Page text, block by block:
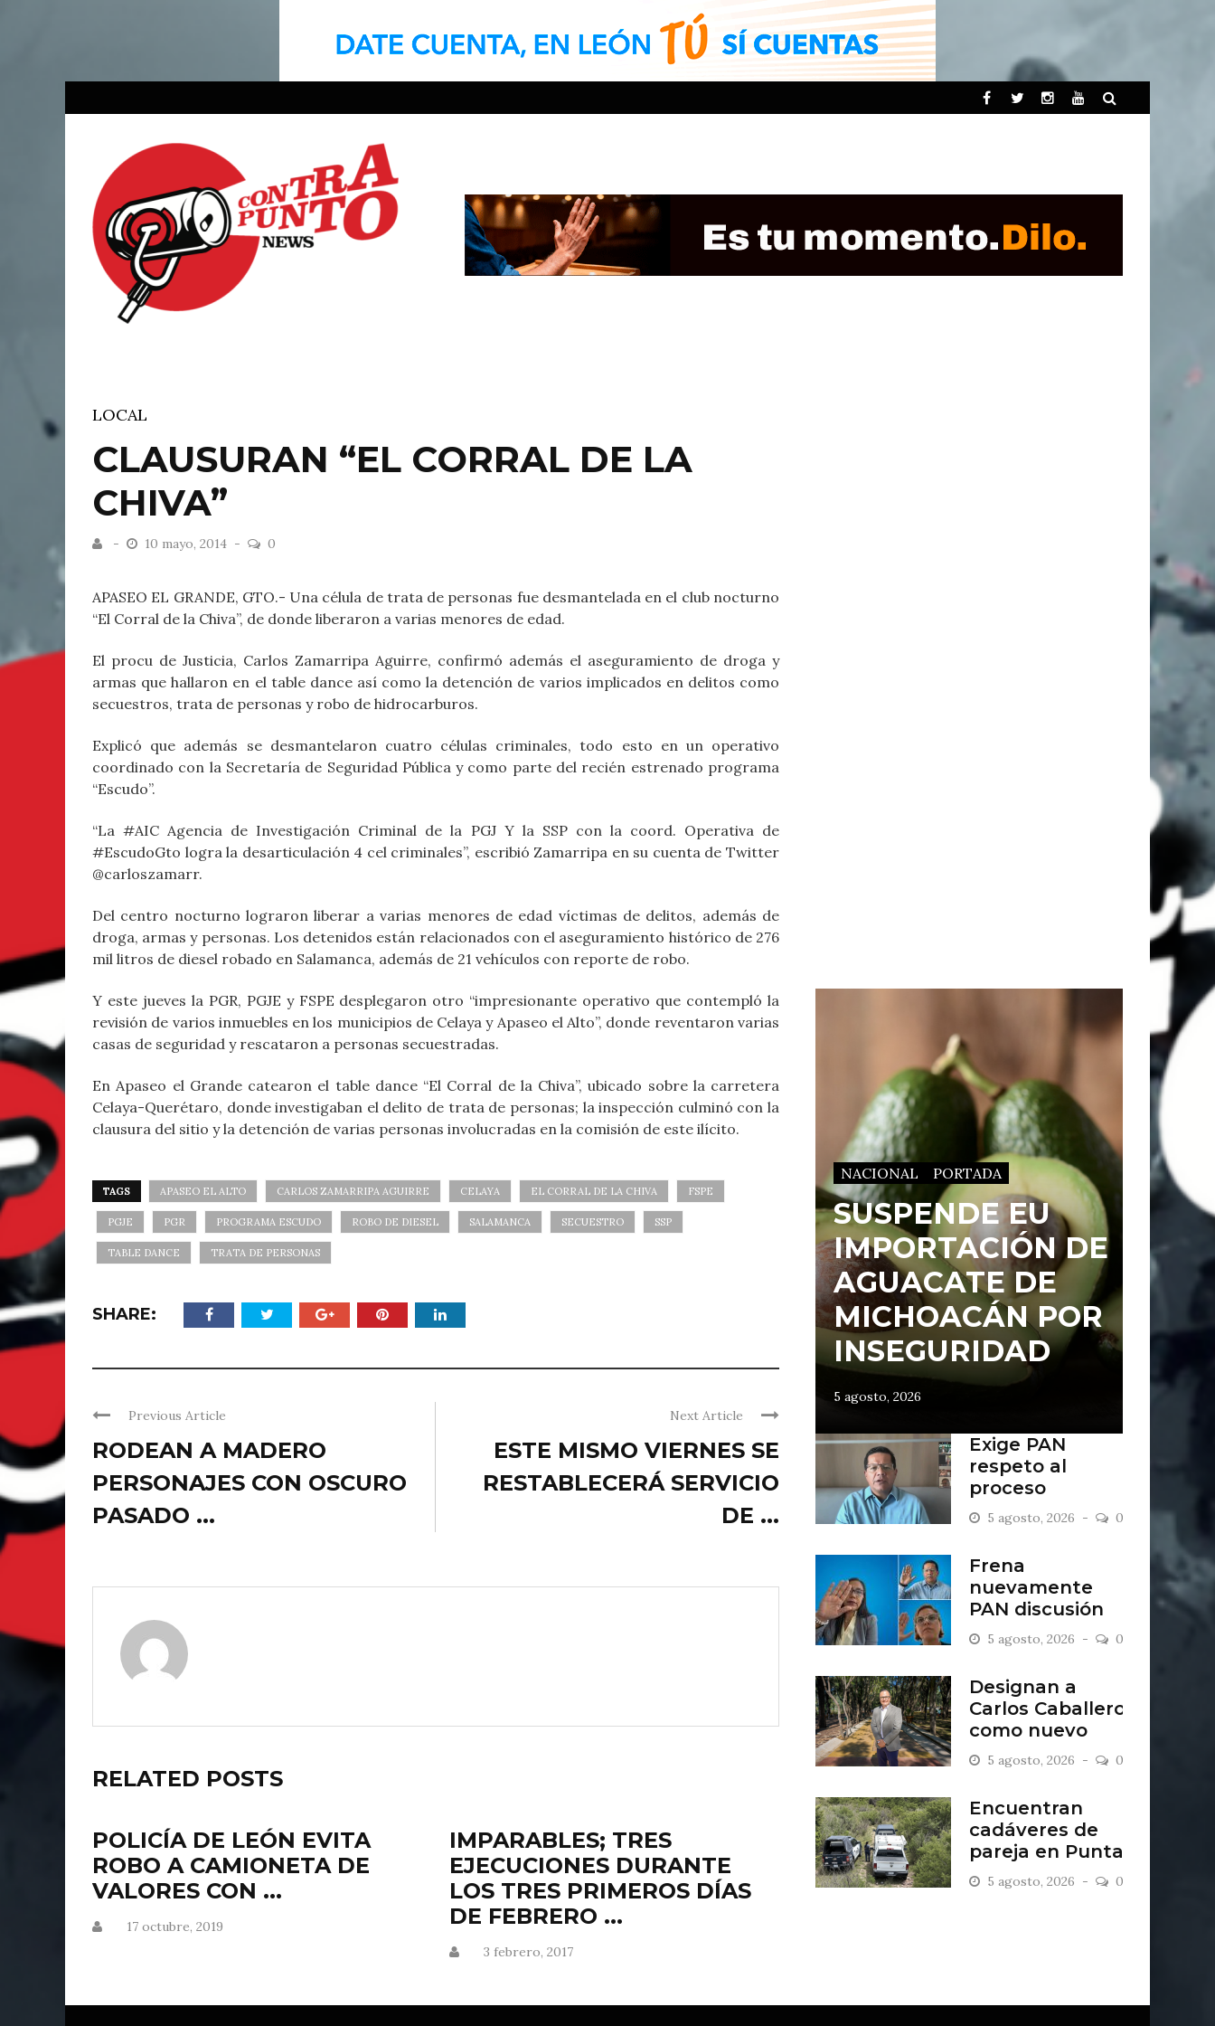
LOCAL
CLAUSURAN “EL CORRAL DE LA
CHIVA”
10 mayo, 2014 0
APASEO EL GRANDE, GTO.- Una célula de trata de personas fue desmantelada en el club nocturno
“El Corral de la Chiva”, de donde liberaron a varias menores de edad.
El procu de Justicia, Carlos Zamarripa Aguirre, confirmó además el aseguramiento de droga y
armas que hallaron en el table dance así como la detención de varios implicados en delitos como
secuestros, trata de personas y robo de hidrocarburos.
Explicó que además se desmantelaron cuatro células criminales, todo esto en un operativo
coordinado con la Secretaría de Seguridad Pública y como parte del recién estrenado programa
“Escudo”.
“La #AIC Agencia de Investigación Criminal de la PGJ Y la SSP con la coord. Operativa de
#EscudoGto logra la desarticulación 4 cel criminales”, escribió Zamarripa en su cuenta de Twitter
@carloszamarr.
Del centro nocturno lograron liberar a varias menores de edad víctimas de delitos, además de
droga, armas y personas. Los detenidos están relacionados con el aseguramiento histórico de 276
mil litros de diesel robado en Salamanca, además de 21 vehículos con reporte de robo.
Y este jueves la PGR, PGJE y FSPE desplegaron otro “impresionante operativo que contempló la
revisión de varios inmuebles en los municipios de Celaya y Apaseo el Alto”, donde reventaron varias
casas de seguridad y rescataron a personas secuestradas.
En Apaseo el Grande catearon el table dance “El Corral de la Chiva”, ubicado sobre la carretera
Celaya-Querétaro, donde investigaban el delito de trata de personas; la inspección culminó con la
clausura del sitio y la detención de varias personas involucradas en la comisión de este ilícito.
TAGS APASEO EL ALTO CARLOS ZAMARRIPA AGUIRRE CELAYA EL CORRAL DE LA CHIVA FSPE
PGJE PGR PROGRAMA ESCUDO ROBO DE DIESEL SALAMANCA SECUESTRO SSP
TABLE DANCE TRATA DE PERSONAS
SHARE:
Previous Article
RODEAN A MADERO
PERSONAJES CON OSCURO
PASADO ...
Next Article
ESTE MISMO VIERNES SE
RESTABLECERÁ SERVICIO
DE ...
RELATED POSTS
POLICÍA DE LEÓN EVITA
ROBO A CAMIONETA DE
VALORES CON ...
17 octubre, 2019
IMPARABLES; TRES
EJECUCIONES DURANTE
LOS TRES PRIMEROS DÍAS
DE FEBRERO ...
3 febrero, 2017
NACIONAL PORTADA
SUSPENDE EU
IMPORTACIÓN DE
AGUACATE DE
MICHOACÁN POR
INSEGURIDAD
5 agosto, 2026
Exige PAN
respeto al
proceso
legislativo; se
mantiene firme
vida
5 agosto, 2026 0
Frena
nuevamente
PAN discusión
sobre
despenalización
del aborto en
Guanajuato
5 agosto, 2026 0
Designan a
Carlos Caballero
como nuevo
presidente del
Consejo del
León
5 agosto, 2026 0
Encuentran
cadáveres de
pareja en Punta
del Sol
5 agosto, 2026 0